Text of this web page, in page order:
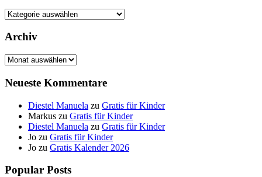
Kategorien
Archiv
Archiv
Neueste Kommentare
Diestel Manuela zu Gratis für Kinder
Markus zu Gratis für Kinder
Diestel Manuela zu Gratis für Kinder
Jo zu Gratis für Kinder
Jo zu Gratis Kalender 2026
Popular Posts